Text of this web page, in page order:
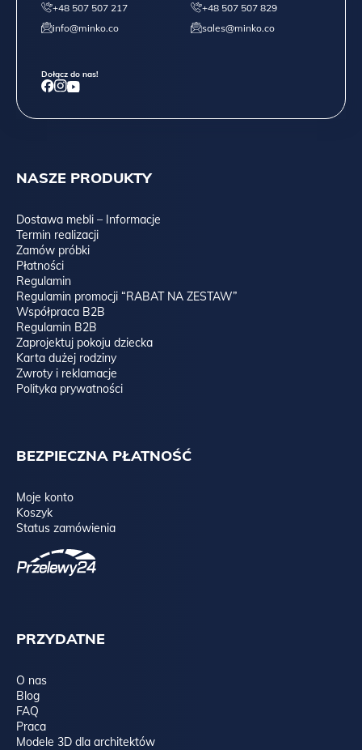
NASZE PRODUKTY
Dostawa mebli – Informacje
Termin realizacji
Zamów próbki
Płatności
Regulamin
Regulamin promocji “RABAT NA ZESTAW”
Współpraca B2B
Regulamin B2B
Zaprojektuj pokoju dziecka
Karta dużej rodziny
Zwroty i reklamacje
Polityka prywatności
BEZPIECZNA PŁATNOŚĆ
Moje konto
Koszyk
Status zamówienia
PRZYDATNE
O nas
Blog
FAQ
Praca
Modele 3D dla architektów
+48 507 507 217
info@minko.co
+48 507 507 829
sales@minko.co
Dołącz do nas!